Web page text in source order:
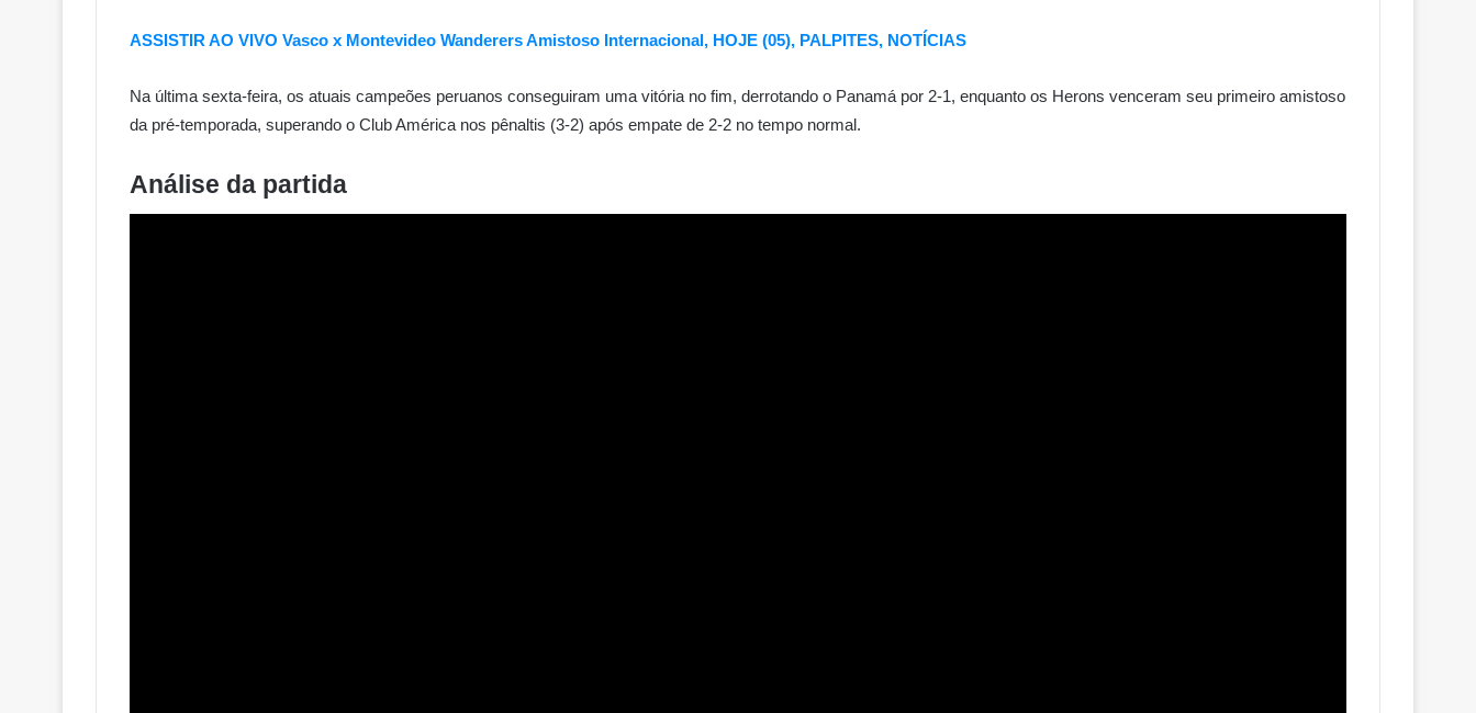
ASSISTIR AO VIVO Vasco x Montevideo Wanderers Amistoso Internacional, HOJE (05), PALPITES, NOTÍCIAS
Na última sexta-feira, os atuais campeões peruanos conseguiram uma vitória no fim, derrotando o Panamá por 2-1, enquanto os Herons venceram seu primeiro amistoso
da pré-temporada, superando o Club América nos pênaltis (3-2) após empate de 2-2 no tempo normal.
Análise da partida